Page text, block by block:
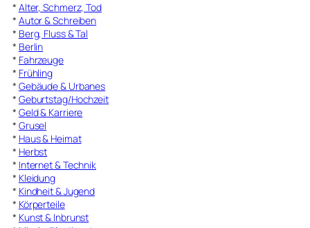
* Alter, Schmerz, Tod
* Autor & Schreiben
* Berg, Fluss & Tal
* Berlin
* Fahrzeuge
* Frühling
* Gebäude & Urbanes
* Geburtstag/Hochzeit
* Geld & Karriere
* Grusel
* Haus & Heimat
* Herbst
* Internet & Technik
* Kleidung
* Kindheit & Jugend
* Körperteile
* Kunst & Inbrunst